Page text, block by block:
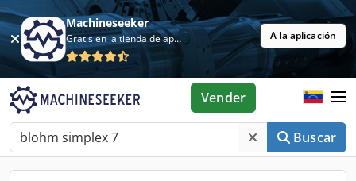
Machineseeker
Gratis en la tienda de aplicaciones A la aplicación
Buscar
Vender